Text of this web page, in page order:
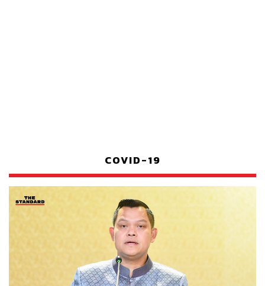
COVID-19